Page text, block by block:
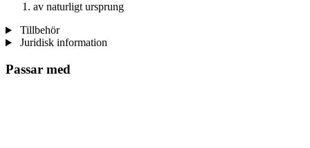
av naturligt ursprung
Tillbehör
Juridisk information
Passar med